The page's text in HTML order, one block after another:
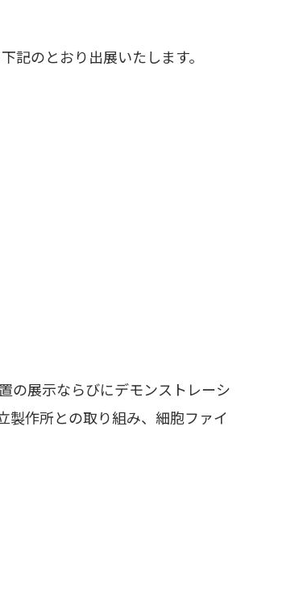
記のとおり出展いたします。
の展示ならびにデモンストレーシ
製作所との取り組み、細胞ファイ